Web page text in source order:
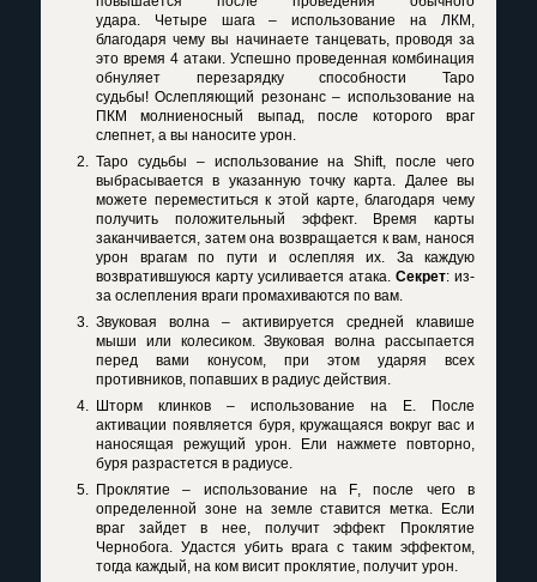
удара. Четыре шага – использование на ЛКМ,
благодаря чему вы начинаете танцевать, проводя за
это время 4 атаки. Успешно проведенная комбинация
обнуляет перезарядку способности Таро
судьбы! Ослепляющий резонанс – использование на
ПКМ молниеносный выпад, после которого враг
слепнет, а вы наносите урон.
Таро судьбы – использование наShift, после чего
выбрасывается в указанную точку карта. Далее вы
можете переместиться к этой карте, благодаря чему
получить положительный эффект. Время карты
заканчивается, затем она возвращается к вам, нанося
урон врагам по пути и ослепляя их. За каждую
возвратившуюся карту усиливается атака. Секрет: из-
за ослепления враги промахиваются по вам.
Звуковая волна – активируется средней клавише
мыши или колесиком. Звуковая волна рассыпается
перед вами конусом, при этом ударяя всех
противников, попавших в радиус действия.
Шторм клинков – использование на E . После
активации появляется буря, кружащаяся вокруг вас и
наносящая режущий урон. Ели нажмете повторно,
буря разрастется в радиусе.
Проклятие – использование на F , после чего в
определенной зоне на земле ставится метка. Если
враг зайдет в нее, получит эффект Проклятие
Чернобога. Удастся убить врага с таким эффектом,
тогда каждый, на ком висит проклятие, получит урон.